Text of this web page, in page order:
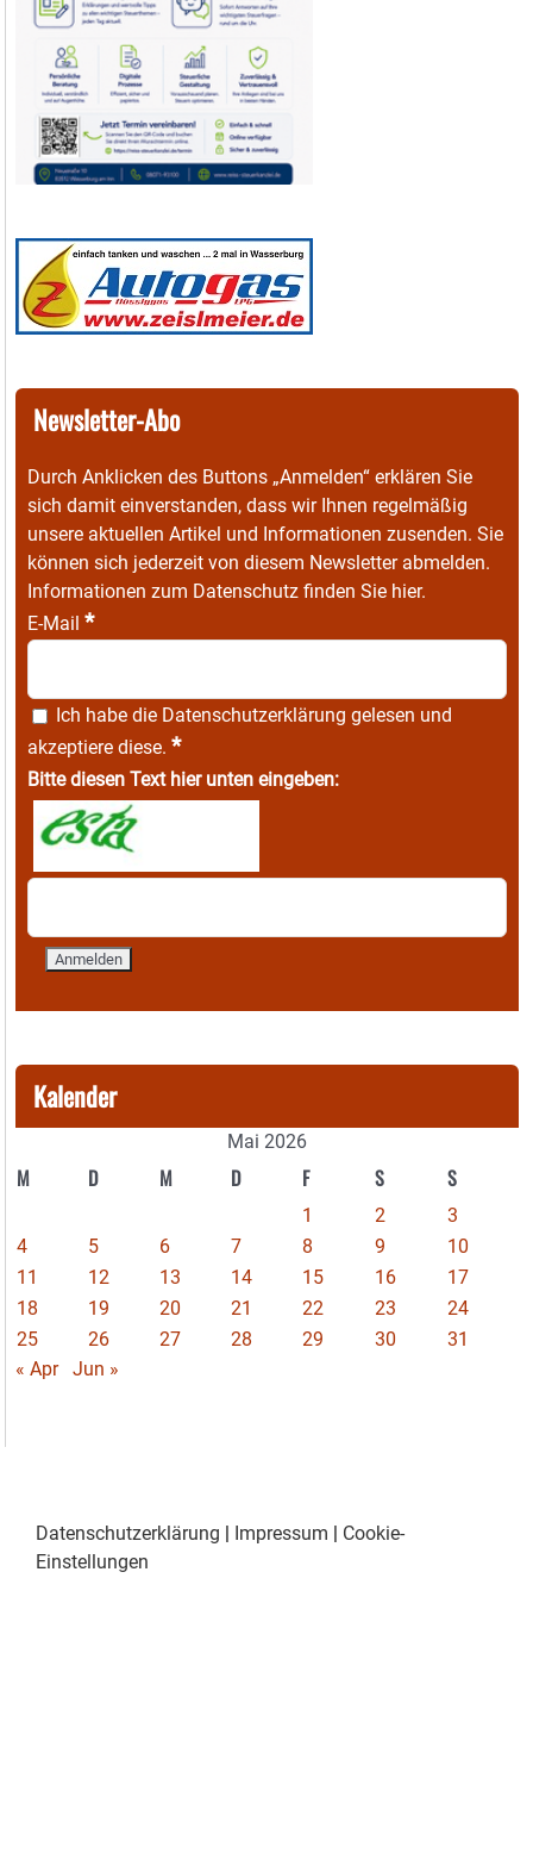
Newsletter-Abo
Durch Anklicken des Buttons „Anmelden“ erklären Sie
sich damit einverstanden, dass wir Ihnen regelmäßig
unsere aktuellen Artikel und Informationen zusenden. Sie
können sich jederzeit von diesem Newsletter abmelden.
Informationen zum Datenschutz finden Sie hier.
E-Mail *
Ich habe die Datenschutzerklärung gelesen und
akzeptiere diese. *
Bitte diesen Text hier unten eingeben:
Kalender
Mai 2026
M D M D F S S
1 2
3
4
5 6 7 8 9
10
11
12 13 14 15 16
17
18
19 20 21 22 23
24
25
26 27 28 29 30
31
« Apr
Jun »
Datenschutzerklärung | Impressum | Cookie-
Einstellungen